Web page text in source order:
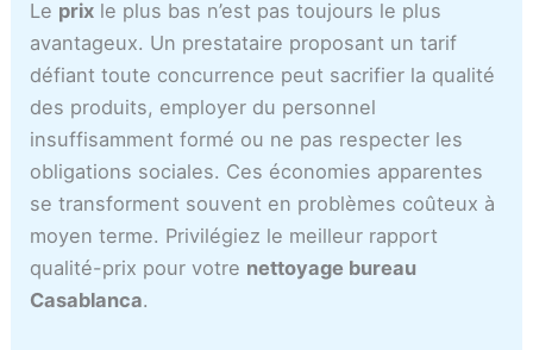
Le prix le plus bas n’est pas toujours le plus
avantageux. Un prestataire proposant un tarif
défiant toute concurrence peut sacrifier la qualité
des produits, employer du personnel
insuffisamment formé ou ne pas respecter les
obligations sociales. Ces économies apparentes
se transforment souvent en problèmes coûteux à
moyen terme. Privilégiez le meilleur rapport
qualité-prix pour votre nettoyage bureau
Casablanca.